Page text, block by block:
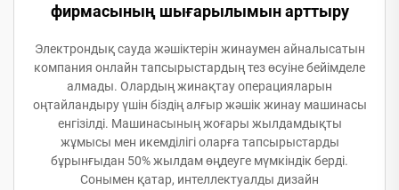
фирмасының шығарылымын арттыру
Электрондық сауда жәшіктерін жинаумен айналысатын
компания онлайн тапсырыстардың тез өсуіне бейімделе
алмады. Олардың жинақтау операцияларын
оңтайландыру үшін біздің алғыр жәшік жинау машинасы
енгізілді. Машинасының жоғары жылдамдықты
жұмысы мен икемділігі оларға тапсырыстарды
бұрынғыдан 50% жылдам өңдеуге мүмкіндік берді.
Сонымен қатар, интеллектуалды дизайн